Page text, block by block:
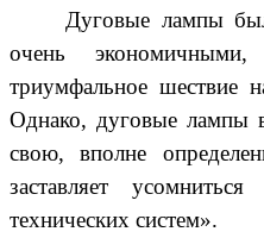
Дуговые лампы
очень
триумфальное шествие
Однако, дуговые лампы
свою, вполне
заставляет
технических систем».